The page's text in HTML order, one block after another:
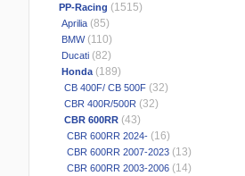
PP-Racing (1515)
Aprilia (85)
BMW(110)
Ducati (82)
Honda(189)
CB 400F/ CB 500F (32)
CBR 400R/500R (32)
CBR 600RR (43)
CBR 600RR 2024- (16)
CBR 600RR 2007-2023 (13)
CBR 600RR 2003-2006 (14)